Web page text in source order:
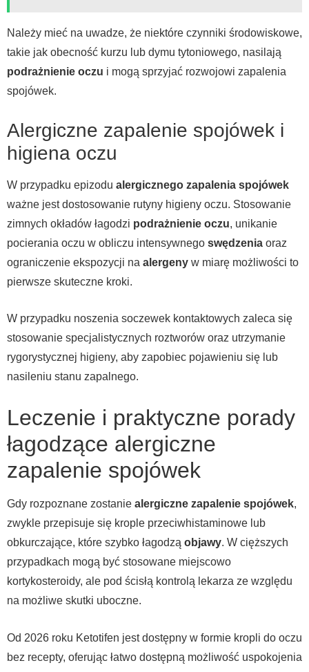
Należy mieć na uwadze, że niektóre czynniki środowiskowe,
takie jak obecność kurzu lub dymu tytoniowego, nasilają
podrażnienie oczu i mogą sprzyjać rozwojowi zapalenia
spojówek.
Alergiczne zapalenie spojówek i
higiena oczu
W przypadku epizodu alergicznego zapalenia spojówek
ważne jest dostosowanie rutyny higieny oczu. Stosowanie
zimnych okładów łagodzi podrażnienie oczu, unikanie
pocierania oczu w obliczu intensywnego swędzenia oraz
ograniczenie ekspozycji na alergeny w miarę możliwości to
pierwsze skuteczne kroki.
W przypadku noszenia soczewek kontaktowych zaleca się
stosowanie specjalistycznych roztworów oraz utrzymanie
rygorystycznej higieny, aby zapobiec pojawieniu się lub
nasileniu stanu zapalnego.
Leczenie i praktyczne porady
łagodzące alergiczne
zapalenie spojówek
Gdy rozpoznane zostanie alergiczne zapalenie spojówek,
zwykle przepisuje się krople przeciwhistaminowe lub
obkurczające, które szybko łagodzą objawy. W cięższych
przypadkach mogą być stosowane miejscowo
kortykosteroidy, ale pod ścisłą kontrolą lekarza ze względu
na możliwe skutki uboczne.
Od 2026 roku Ketotifen jest dostępny w formie kropli do oczu
bez recepty, oferując łatwo dostępną możliwość uspokojenia